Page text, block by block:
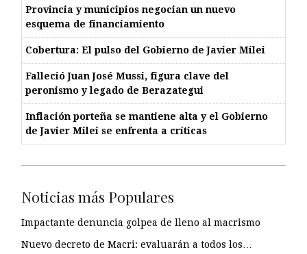
Provincia y municipios negocian un nuevo
esquema de financiamiento
Cobertura: El pulso del Gobierno de Javier Milei
Falleció Juan José Mussi, figura clave del
peronismo y legado de Berazategui
Inflación porteña se mantiene alta y el Gobierno
de Javier Milei se enfrenta a críticas
Noticias más Populares
Impactante denuncia golpea de lleno al macrismo
Nuevo decreto de Macri: evaluarán a todos los…